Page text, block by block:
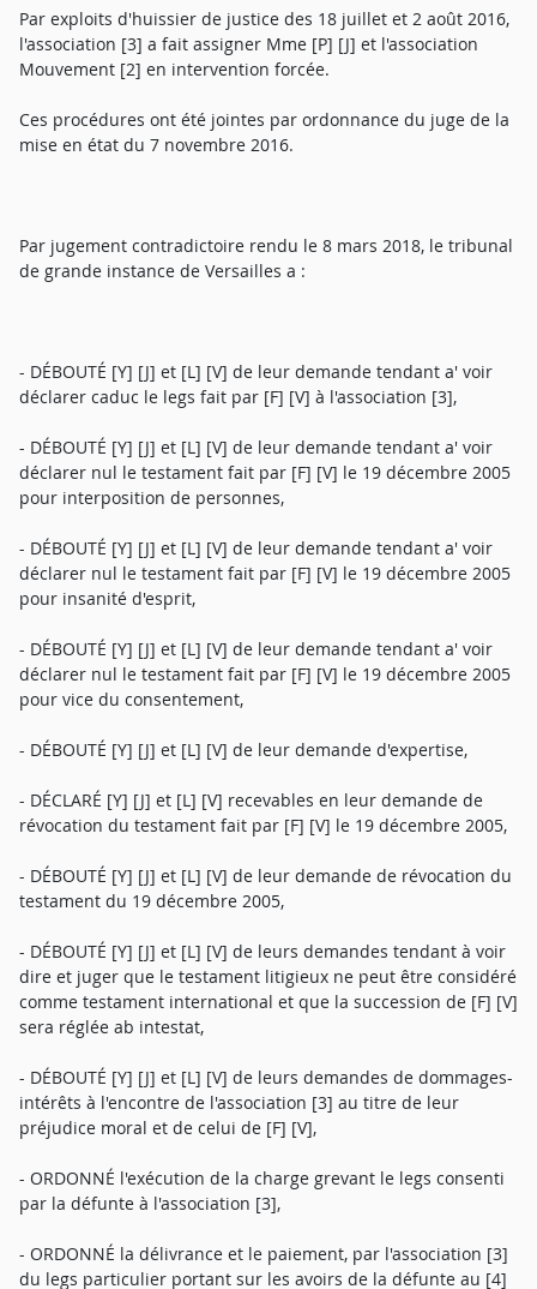
Par exploits d'huissier de justice des 18 juillet et 2 août 2016,
l'association [3] a fait assigner Mme [P] [J] et l'association
Mouvement [2] en intervention forcée.
Ces procédures ont été jointes par ordonnance du juge de la
mise en état du 7 novembre 2016.
Par jugement contradictoire rendu le 8 mars 2018, le tribunal
de grande instance de Versailles a :
- DÉBOUTÉ [Y] [J] et [L] [V] de leur demande tendant a' voir
déclarer caduc le legs fait par [F] [V] à l'association [3],
- DÉBOUTÉ [Y] [J] et [L] [V] de leur demande tendant a' voir
déclarer nul le testament fait par [F] [V] le 19 décembre 2005
pour interposition de personnes,
- DÉBOUTÉ [Y] [J] et [L] [V] de leur demande tendant a' voir
déclarer nul le testament fait par [F] [V] le 19 décembre 2005
pour insanité d'esprit,
- DÉBOUTÉ [Y] [J] et [L] [V] de leur demande tendant a' voir
déclarer nul le testament fait par [F] [V] le 19 décembre 2005
pour vice du consentement,
- DÉBOUTÉ [Y] [J] et [L] [V] de leur demande d'expertise,
- DÉCLARÉ [Y] [J] et [L] [V] recevables en leur demande de
révocation du testament fait par [F] [V] le 19 décembre 2005,
- DÉBOUTÉ [Y] [J] et [L] [V] de leur demande de révocation du
testament du 19 décembre 2005,
- DÉBOUTÉ [Y] [J] et [L] [V] de leurs demandes tendant à voir
dire et juger que le testament litigieux ne peut être considéré
comme testament international et que la succession de [F] [V]
sera réglée ab intestat,
- DÉBOUTÉ [Y] [J] et [L] [V] de leurs demandes de dommages-
intérêts à l'encontre de l'association [3] au titre de leur
préjudice moral et de celui de [F] [V],
- ORDONNÉ l'exécution de la charge grevant le legs consenti
par la défunte à l'association [3],
- ORDONNÉ la délivrance et le paiement, par l'association [3]
du legs particulier portant sur les avoirs de la défunte au [4]